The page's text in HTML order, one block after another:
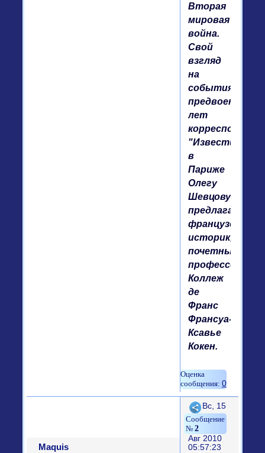
Вторая
мировая
война.
Свой
взгляд
на
события
предвоенных
лет
"Известий"
в
Париже
Олегу
Шевцову
предлагает
французский
историк,
почетный
профессор
Коллеж
де
Франс
Франсуа-
Ксавье
Кокен.
0
Поделиться
2
Вс, 15
Авг 2010
05:57:23
Maquis